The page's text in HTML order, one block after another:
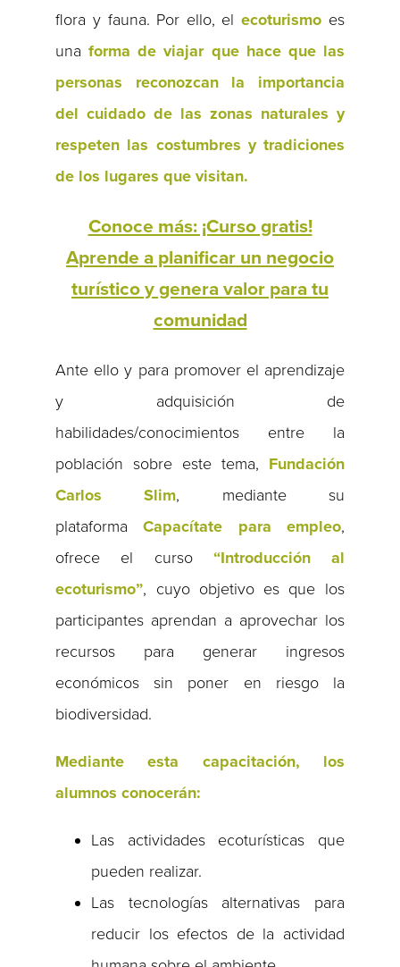
flora y fauna. Por ello, el ecoturismo es
unaforma de viajar que hace que las
personas reconozcan la importancia
del cuidado de las zonas naturales y
respeten las costumbres y tradiciones
de los lugares que visitan.
Conoce más: ¡Curso gratis!
Aprende a planificar un negocio
turístico y genera valor para tu
comunidad
Ante ello y para promover el aprendizaje
y adquisición de
habilidades/conocimientos entre la
población sobre este tema, Fundación
Carlos Slim, mediante su
plataformaCapacítate para empleo,
ofrece el curso “Introducción al
ecoturismo”, cuyo objetivo es que los
participantes aprendan a aprovechar los
recursos para generar ingresos
económicos sin poner en riesgo la
biodiversidad.
Mediante esta capacitación, los
alumnos conocerán:
Las actividades ecoturísticas que
pueden realizar.
Las tecnologías alternativas para
reducir los efectos de la actividad